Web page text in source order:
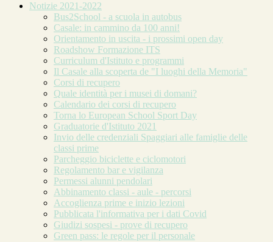
Notizie 2021-2022
Bus2School - a scuola in autobus
Casale: in cammino da 100 anni!
Orientamento in uscita - i prossimi open day
Roadshow Formazione ITS
Curriculum d'Istituto e programmi
Il Casale alla scoperta de "I luoghi della Memoria"
Corsi di recupero
Quale identità per i musei di domani?
Calendario dei corsi di recupero
Torna lo European School Sport Day
Graduatorie d'Istituto 2021
Invio delle credenziali Spaggiari alle famiglie delle
classi prime
Parcheggio biciclette e ciclomotori
Regolamento bar e vigilanza
Permessi alunni pendolari
Abbinamento classi - aule - percorsi
Accoglienza prime e inizio lezioni
Pubblicata l'informativa per i dati Covid
Giudizi sospesi - prove di recupero
Green pass: le regole per il personale